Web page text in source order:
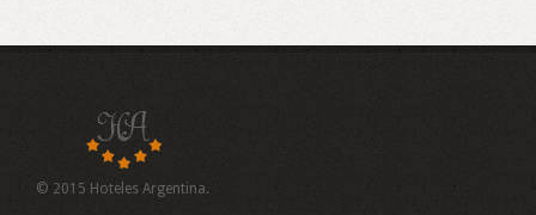
© 2015 Hoteles Argentina.